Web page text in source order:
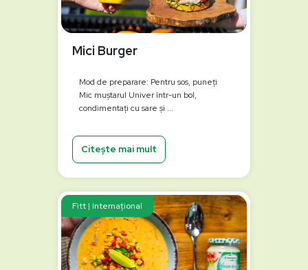
Mici Burger
Mod de preparare: Pentru sos, puneți
Mic muștarul Univer într-un bol,
condimentați cu sare și ...
Citește mai mult
Fitt | Internațional